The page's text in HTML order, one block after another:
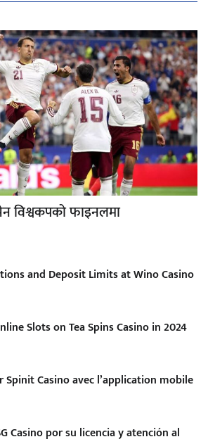
विश्वकपको फाइनलमा
and Deposit Limits at Wino Casino
Slots on Tea Spins Casino in 2024
Spinit Casino avec l’application mobile
Casino por su licencia y atención al